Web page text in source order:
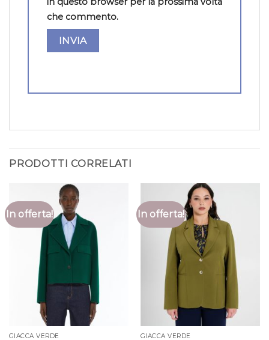
che commento.
PRODOTTI CORRELATI
In offerta!
GIACCA VERDE
In offerta!
GIACCA VERDE